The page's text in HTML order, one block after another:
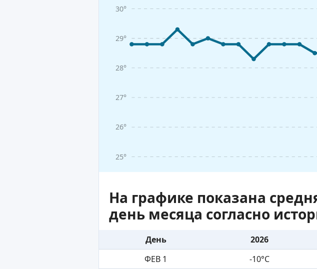
25°
26°
27°
28°
29°
30°
На графике показана
день месяца согласно
День 2026
ФЕВ 1
-10°C